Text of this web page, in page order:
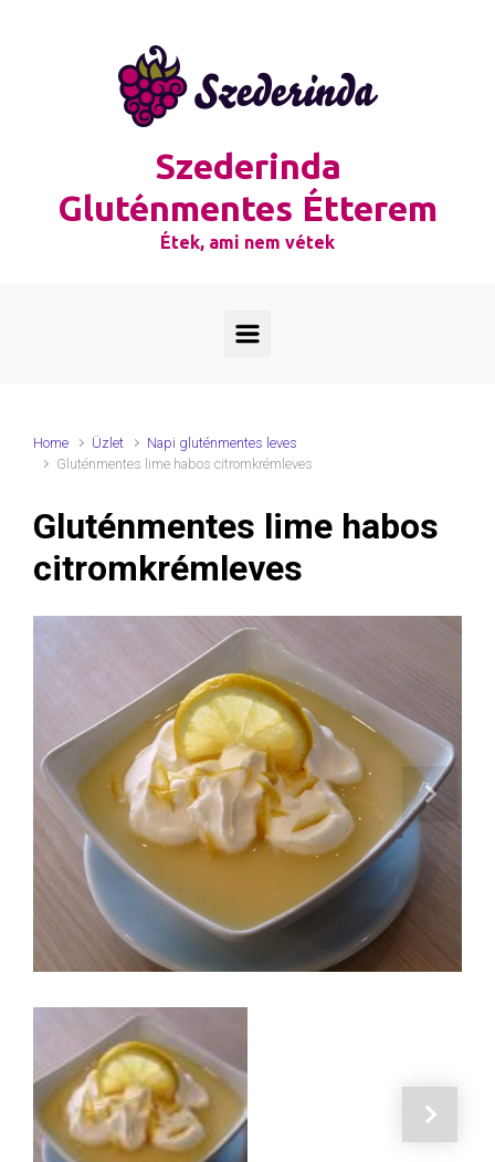
Szederinda
Gluténmentes Étterem
Étek, ami nem vétek
Home Üzlet
Napi gluténmentes leves
Gluténmentes lime habos citromkrémleves
Gluténmentes lime habos
citromkrémleves
Next